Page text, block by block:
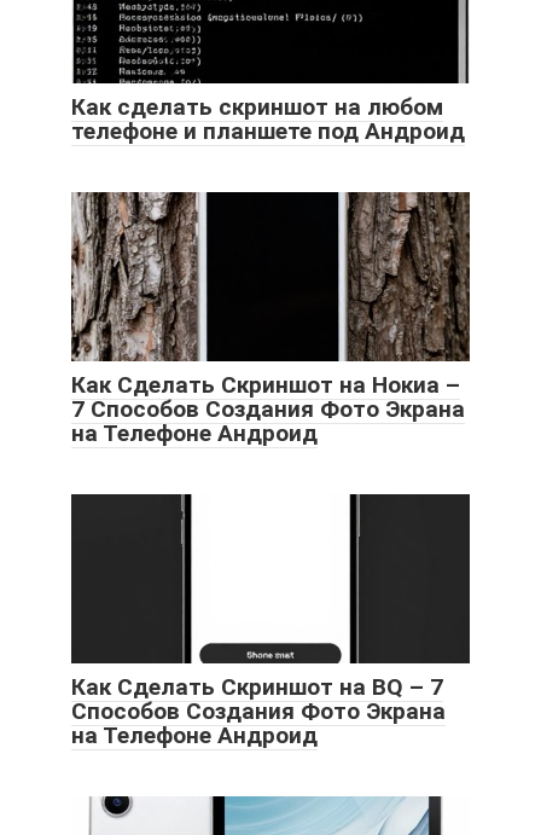
Как сделать скриншот на любом
телефоне и планшете под Андроид
Как Сделать Скриншот на Нокиа –
7 Способов Создания Фото Экрана
на Телефоне Андроид
Как Сделать Скриншот на BQ – 7
Способов Создания Фото Экрана
на Телефоне Андроид